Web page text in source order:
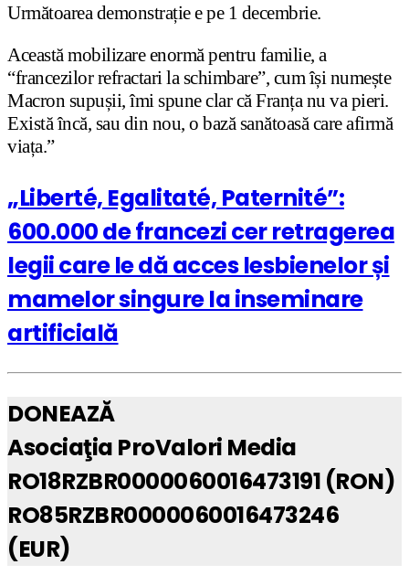
Următoarea demonstrație e pe 1 decembrie.
Această mobilizare enormă pentru familie, a
“francezilor refractari la schimbare”, cum își numește
Macron supușii, îmi spune clar că Franța nu va pieri.
Există încă, sau din nou, o bază sanătoasă care afirmă
viața.”
„Liberté, Egalitaté, Paternité”:
600.000 de francezi cer retragerea
legii care le dă acces lesbienelor și
mamelor singure la inseminare
artificială
DONEAZĂ
Asociaţia ProValori Media
RO18RZBR0000060016473191 (RON)
RO85RZBR0000060016473246
(EUR)